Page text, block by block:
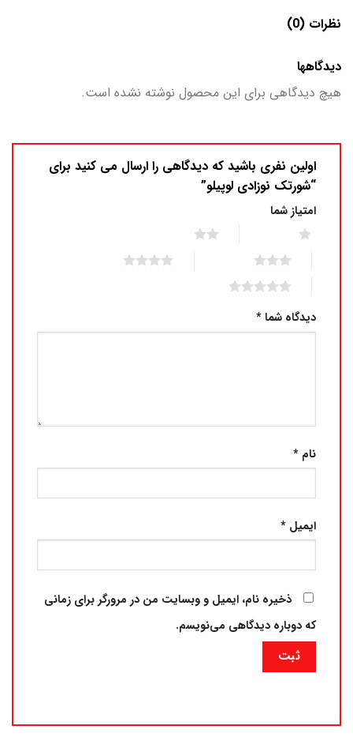
نظرات (0)
دیدگاهها
هیچ دیدگاهی برای این محصول نوشته نشده است.
اولین نفری باشید که دیدگاهی را ارسال می کنید برای
“شورتک نوزادی لوپیلو”
امتیاز شما
دیدگاه شما*
نام *
ایمیل *
ذخیره نام، ایمیل و وبسایت من در مرورگر برای زمانی
که دوباره دیدگاهی می‌نویسم.